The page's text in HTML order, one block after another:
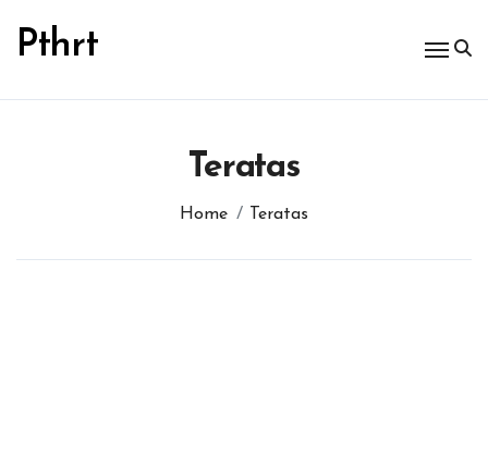
content
Pthrt
Teratas
Home Teratas